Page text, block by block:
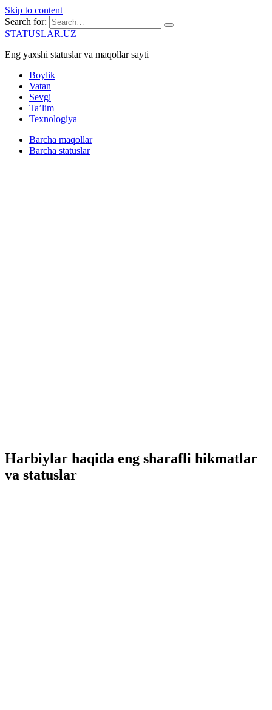
Skip to content
Search for:
STATUSLAR.UZ
Eng yaxshi statuslar va maqollar sayti
Boylik
Vatan
Sevgi
Ta’lim
Texnologiya
Barcha maqollar
Barcha statuslar
Harbiylar haqida eng sharafli hikmatlar
va statuslar